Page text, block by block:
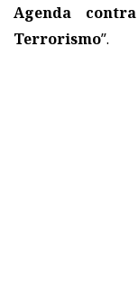
Agenda
Terrorismo”.